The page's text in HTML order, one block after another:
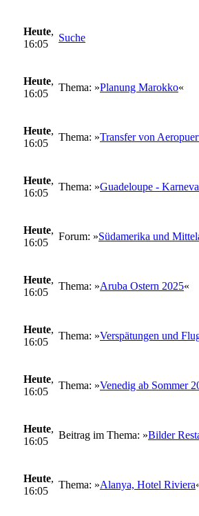
Heute,
16:05
Suche
Heute,
16:05
Thema: »Planung Marokko«
Heute,
16:05
Thema: »Transfer von
Heute,
16:05
Thema: »Guadeloupe -
Heute,
16:05
Forum: »Südamerika und
Heute,
16:05
Thema: »Aruba Ostern 2025«
Heute,
16:05
Thema: »Verspätungen und
Heute,
16:05
Thema: »Venedig ab Sommer
Heute,
16:05
Beitrag im Thema: »Bilder
Heute,
16:05
Thema: »Alanya, Hotel Riviera